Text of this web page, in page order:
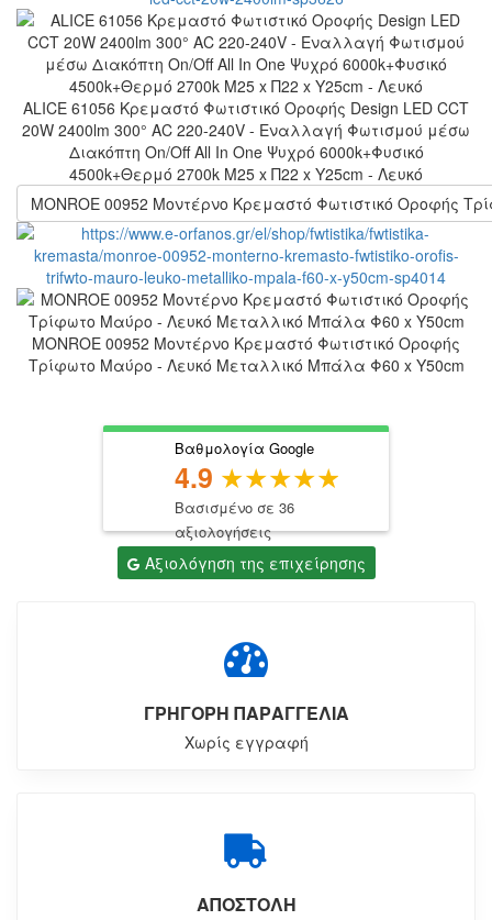
ALICE 61056 Κρεμαστό Φωτιστικό Οροφής Design LED CCT
20W 2400lm 300° AC 220-240V - Εναλλαγή Φωτισμού μέσω
Διακόπτη On/Off All In One Ψυχρό 6000k+Φυσικό
4500k+Θερμό 2700k Μ25 x Π22 x Υ25cm - Λευκό
MONROE 00952 Μοντέρνο Κρεμαστό Φωτιστικό Οροφής
MONROE 00952 Μοντέρνο Κρεμαστό Φωτιστικό Οροφής
Τρίφωτο Μαύρο - Λευκό Μεταλλικό Μπάλα Φ60 x Υ50cm
Βαθμολογία Google
4.9
Βασισμένο σε 36
αξιολογήσεις
Αξιολόγηση της επιχείρησης
ΓΡΗΓΟΡΗ ΠΑΡΑΓΓΕΛΙΑ
Χωρίς εγγραφή
ΑΠΟΣΤΟΛΗ